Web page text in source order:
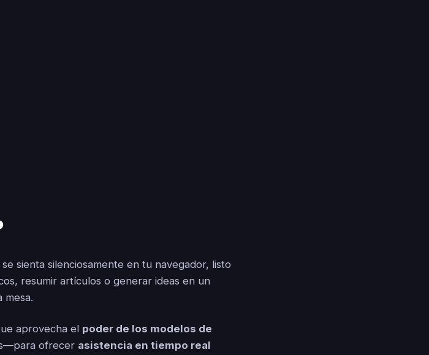
sienta silenciosamente en tu navegador, listo
resumir artículos o generar ideas en un
mesa.
aprovecha el poder de los modelos de
ofrecer asistencia en tiempo real